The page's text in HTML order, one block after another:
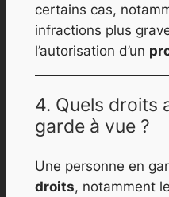
certains cas,
infractions plus
l’autorisation d’un
4. Quels droits
garde à vue ?
Une personne en
droits, notamment le